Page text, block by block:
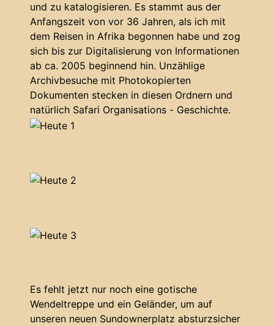
und zu katalogisieren. Es stammt aus der
Anfangszeit von vor 36 Jahren, als ich mit
dem Reisen in Afrika begonnen habe und zog
sich bis zur Digitalisierung von Informationen
ab ca. 2005 beginnend hin. Unzählige
Archivbesuche mit Photokopierten
Dokumenten stecken in diesen Ordnern und
natürlich Safari Organisations - Geschichte.
Es fehlt jetzt nur noch eine gotische
Wendeltreppe und ein Geländer, um auf
unseren neuen Sundownerplatz absturzsicher